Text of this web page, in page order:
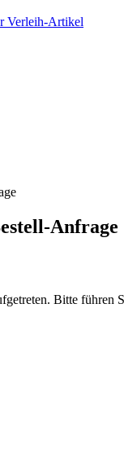
Verleih-Artikel
Anfrage
Bitte führen